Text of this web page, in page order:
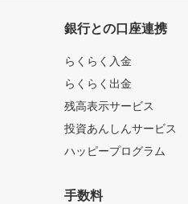
銀行との口座連携
らくらく入金
らくらく出金
残高表示サービス
投資あんしんサービス
ハッピープログラム
手数料